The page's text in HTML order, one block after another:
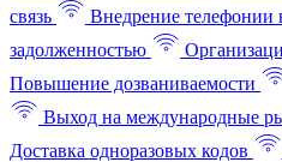
связь
Внедрение телефонии
задолженностью
Повышение дозваниваемости
Выход на международные
Доставка одноразовых кодов